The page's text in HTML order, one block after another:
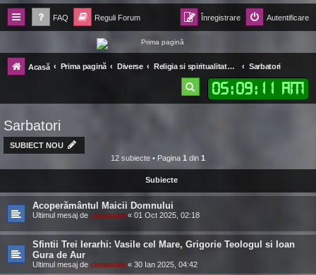
FAQ Reguli Forum Autentificare
Înregistrare
Forum Ecolomania™®
-= Idei pentru viitor =-
Acasă Prima pagină Diverse Religia si spiritualitata crestinului Ortodox Sarbatori
05:09: 12 AM
ă
a
Sarbatori
SUBIECT NOU
12 subiecte • Pagina 1 din 1
Subiecte
Acoperământul Maicii Domnului
Ultimul mesaj de cimaxcim « 01 Oct 2025, 02:18
Sfintii Trei Ierarhi: Vasile cel Mare, Grigorie Teologul si Ioan
Gura de Aur
Ultimul mesaj de cimaxcim « 30 Ian 2025, 04:42